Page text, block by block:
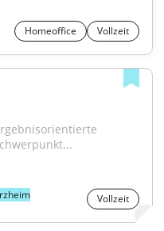
Homeoffice Vollzeit
Vollzeit